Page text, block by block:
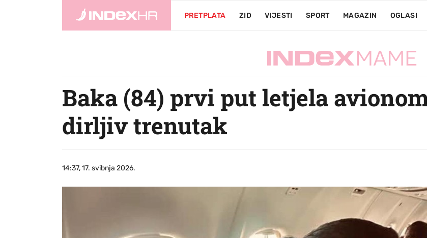
PRETPLATA ZID VIJESTI SPORT MAGAZIN OGLASI
Baka (84) prvi put letjela
dirljiv trenutak
14:37, 17. svibnja 2026.